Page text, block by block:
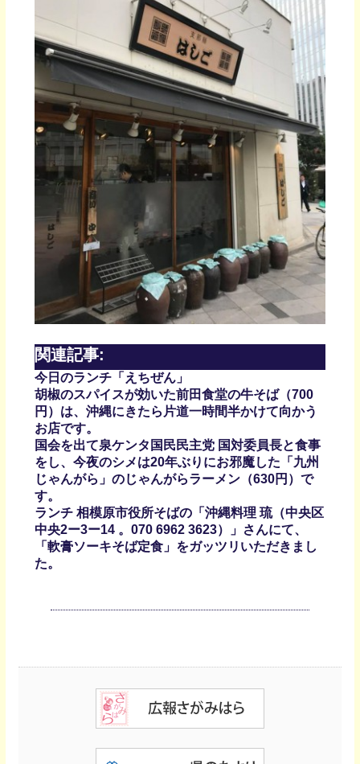
関連記事:
今日のランチ「えちぜん」
胡椒のスパイスが効いた前田食堂の牛そば（700
円）は、沖縄にきたら片道一時間半かけて向かう
お店です。
国会を出て泉ケンタ国民民主党 国対委員長と食事
をし、今夜のシメは20年ぶりにお邪魔した「九州
じゃんがら」のじゃんがらラーメン（630円）で
す。
ランチ 相模原市役所そばの「沖縄料理 琉（中央区
中央2ー3ー14 ‭。070 6962 3623‬）」さんにて、
「軟膏ソーキそば定食」をガッツリいただきまし
た。